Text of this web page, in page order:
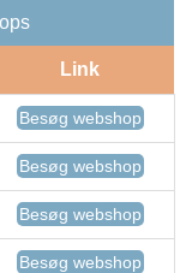
Link
Besøg webshop
Besøg webshop
Besøg webshop
Besøg webshop